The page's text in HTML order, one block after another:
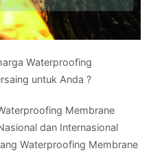
Waterproofing
untuk Anda ?
Membrane
dan Internasional
Waterproofing Membrane